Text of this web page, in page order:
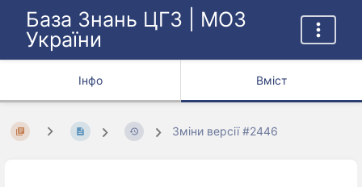
База Знань ЦГЗ | МОЗ
України
Інфо Вміст
Зміни версії #2446